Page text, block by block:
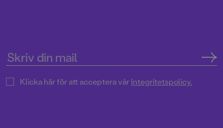
Klicka här för att acceptera vårIntegritetspolicy.